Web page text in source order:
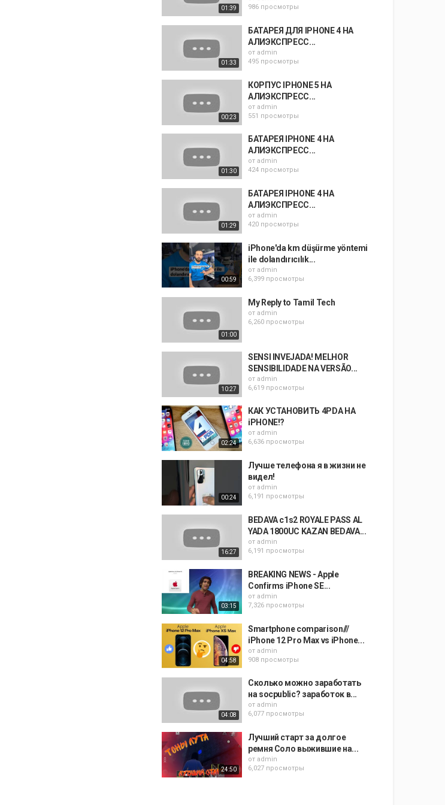
01:39
986 просмотры
01:33
БАТАРЕЯ ДЛЯ IPHONE 4 НА
АЛИЭКСПРЕСС...
от admin
495 просмотры
00:23
КОРПУС IPHONE 5 НА
АЛИЭКСПРЕСС...
от admin
551 просмотры
01:30
БАТАРЕЯ IPHONE 4 НА
АЛИЭКСПРЕСС...
от admin
424 просмотры
01:29
БАТАРЕЯ IPHONE 4 НА
АЛИЭКСПРЕСС...
от admin
420 просмотры
00:59
iPhone'da km düşürme yöntemi
ile dolandırıcılık...
от admin
6,399 просмотры
01:00
My Reply to Tamil Tech
от admin
6,260 просмотры
10:27
SENSI INVEJADA! MELHOR
SENSIBILIDADE NA VERSÃO...
от admin
6,619 просмотры
02:24
КАК УСТАНОВИТЬ 4PDA НА
iPHONE!?
от admin
6,636 просмотры
00:24
Лучше телефона я в жизни не
видел!
от admin
6,191 просмотры
16:27
BEDAVA c1s2 ROYALE PASS AL
YADA 1800UC KAZAN BEDAVA...
от admin
6,191 просмотры
03:15
BREAKING NEWS - Apple
Confirms iPhone SE...
от admin
7,326 просмотры
04:58
Smartphone comparison///
iPhone 12 Pro Max vs iPhone...
от admin
908 просмотры
04:08
Сколько можно заработать
на socpublic? заработок в...
от admin
6,077 просмотры
24:50
Лучший старт за долгое
ремня Соло выжившие на...
от admin
6,027 просмотры